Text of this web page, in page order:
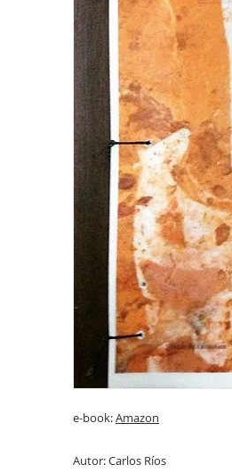
e-book:Amazon
Autor: Carlos Ríos